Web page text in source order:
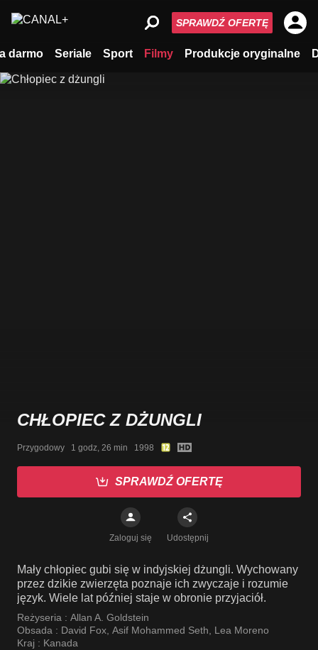
darmo Seriale Sport Filmy Produkcje oryginalne
SPRAWDŹ OFERTĘ
CHŁOPIEC Z DŻUNGLI
Przygodowy   1 godz, 26 min   1998
SPRAWDŹ OFERTĘ
Zaloguj się Udostępnij
Mały chłopiec gubi się w indyjskiej dżungli. Wychowany
przez dzikie zwierzęta poznaje ich zwyczaje i rozumie
język. Wiele lat później staje w obronie przyjaciół.
Reżyseria : Allan A. Goldstein
Obsada : David Fox, Asif Mohammed Seth, Lea Moreno
Kraj : Kanada